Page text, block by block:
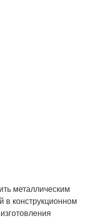
металлическим
в конструкционном